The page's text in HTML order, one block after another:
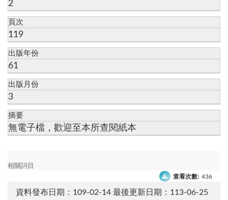
2
頁次
119
出版年份
61
出版月份
3
摘要
無電子檔，歡迎至本所查閱紙本
相關詞目
查看次數: 436
資料發布日期：109-02-14 最後更新日期：113-06-25